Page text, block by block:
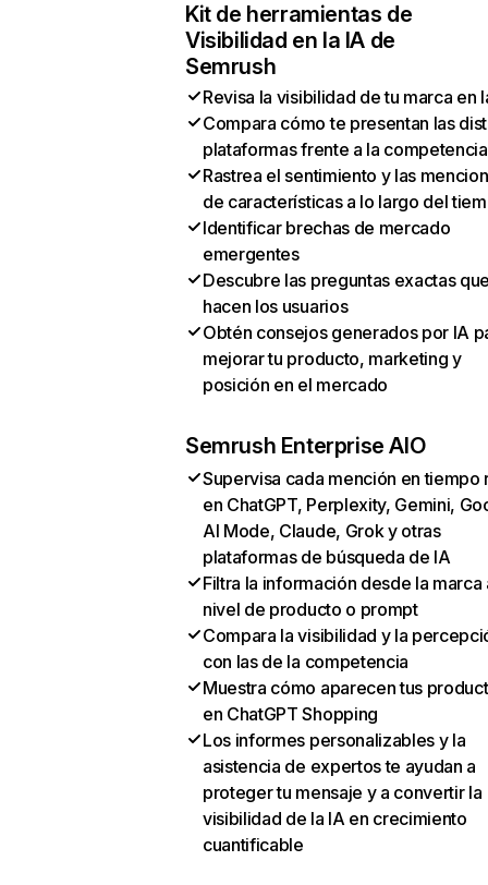
Kit de herramientas de
Visibilidad en la IA de
Semrush
Revisa la visibilidad de tu marca en
Compara cómo te presentan las
plataformas frente a la competencia
Rastrea el sentimiento y las
de características a lo largo del
Identificar brechas de mercado
emergentes
Descubre las preguntas exactas
hacen los usuarios
Obtén consejos generados por IA
mejorar tu producto, marketing y
posición en el mercado
Semrush Enterprise AIO
Supervisa cada mención en tiempo
en ChatGPT, Perplexity, Gemini,
AI Mode, Claude, Grok y otras
plataformas de búsqueda de IA
Filtra la información desde la marca
nivel de producto o prompt
Compara la visibilidad y la
con las de la competencia
Muestra cómo aparecen tus
en ChatGPT Shopping
Los informes personalizables y la
asistencia de expertos te ayudan a
proteger tu mensaje y a convertir la
visibilidad de la IA en crecimiento
cuantificable